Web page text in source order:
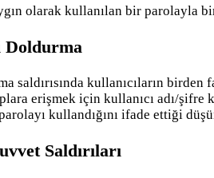
olarak kullanılan bir parolayla
saldırısında kullanıcıların
erişmek için kullanıcı adı/şifre
kullandığını ifade ettiği
Saldırıları